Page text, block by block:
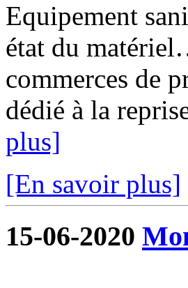
Equipement
état du
commerces de
dédié à la
plus]
[En savoir plus]
15-06-2020